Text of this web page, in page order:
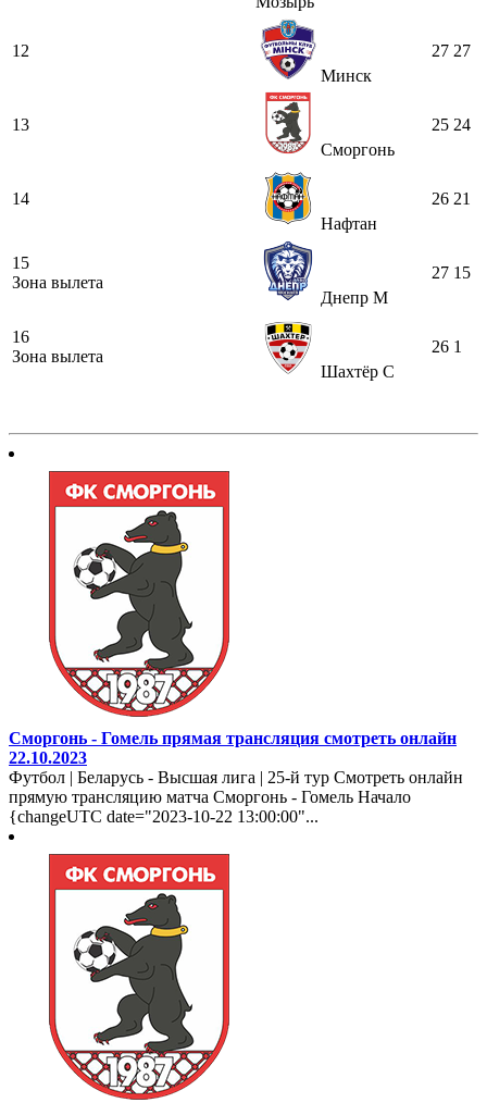
12
Минск
27 27
13
Сморгонь
25 24
14
Нафтан
26 21
15
Зона вылета
Днепр М
27 15
16
Зона вылета
Шахтёр С
26 1
Сморгонь - Гомель прямая трансляция смотреть онлайн
22.10.2023
Футбол | Беларусь - Высшая лига | 25-й тур Смотреть онлайн
прямую трансляцию матча Сморгонь - Гомель Начало
{changeUTC date="2023-10-22 13:00:00"...